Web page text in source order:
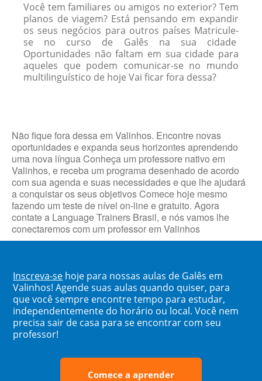
Você tem familiares ou amigos no exterior? Tem
planos de viagem? Está pensando em expandir
os seus negócios para outros países Matricule-
se no curso de Galês na sua cidade
Oportunidades não faltam em sua cidade para
aqueles que podem comunicar-se no mundo
multilinguístico de hoje Vai ficar fora dessa?
Não fique fora dessa em Valinhos. Encontre novas
oportunidades e expanda seus horizontes aprendendo
uma nova língua Conheça um professore nativo em
Valinhos, e receba um programa desenhado de acordo
com sua agenda e suas necessidades e que lhe ajudará
a conquistar os seus objetivos Comece hoje mesmo
fazendo um teste de nível on-line e gratuito. Agora
contate a Language Trainers Brasil, e nós vamos lhe
conectaremos com um professor em Valinhos
Inscreva-se hoje para nossas aulas de Galês em
Valinhos! Agende suas aulas quando quiser, para
que você sempre encontre tempo para estudar,
independentemente do horário ou local. Você nem
precisa sair de casa para se encontrar com seu
professor!
Comece a aprender